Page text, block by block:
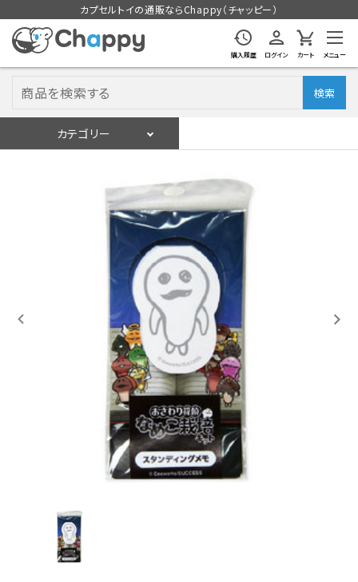
カプセルトイの通販ならChappy（チャッピー）
購入履歴 ログイン カート メニュー
検索
カテゴリー
入荷スケジュールをチェック
カプセルトイマシン本体
販促用空カプセル
景品・玩具・文具
販促用カプセルトイ